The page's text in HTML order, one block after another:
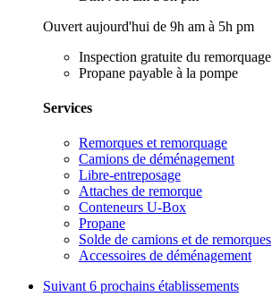
Ouvert aujourd'hui de 9h am à 5h pm
Inspection gratuite du remorquage
Propane payable à la pompe
Services
Remorques et remorquage
Camions de déménagement
Libre-entreposage
Attaches de remorque
Conteneurs U-Box
Propane
Solde de camions et de remorques
Accessoires de déménagement
Suivant 6 prochains établissements